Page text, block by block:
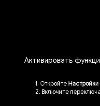
Активировать
1. Откройте
2. Включите